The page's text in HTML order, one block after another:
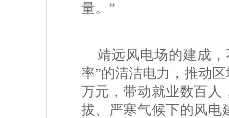
量。”
靖远风电场的建成
率”的清洁电力，推动
万元，带动就业数百人
拔、严寒气候下的风电